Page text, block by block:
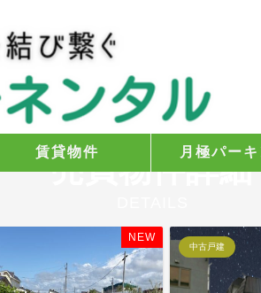
賃貸物件 月極パー
売買物件詳細
NEW
中古戸建